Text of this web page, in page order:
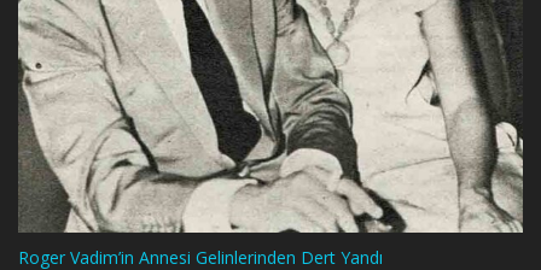
Roger Vadim’in Annesi Gelinlerinden Dert Yandı